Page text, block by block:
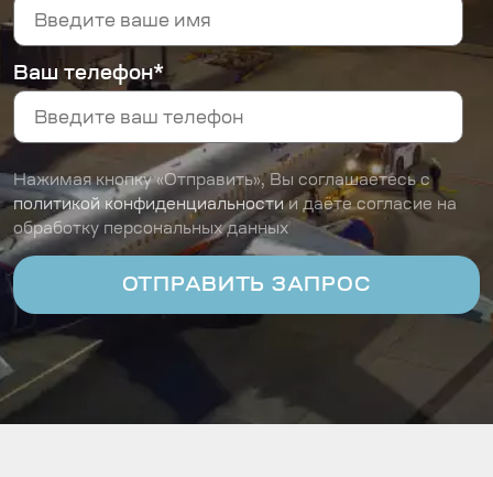
Ваш телефон*
Нажимая кнопку «Отправить», Вы соглашаетесь с
политикой конфиденциальностии даёте согласие на
обработку персональных данных